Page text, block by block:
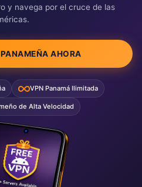
y navega por el cruce de las
AHORA
VPN Panamá Ilimitada
de Alta Velocidad